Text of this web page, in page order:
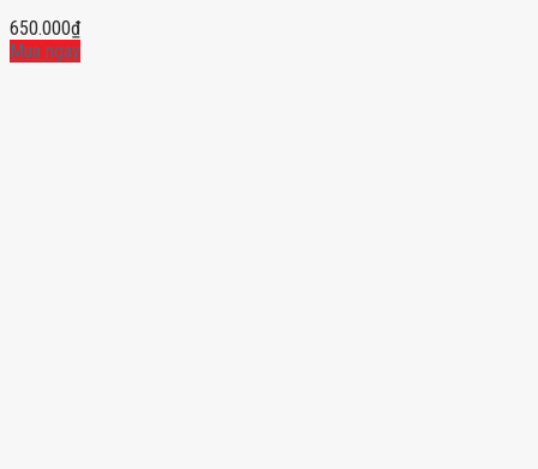
650.000₫
Mua ngay